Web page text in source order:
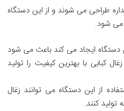
دستگاه در مدل های ۵ جداره طراحی می شوند و از این دستگاه
می شود.
دستگاه ایجاد می کند باعث می شود
کبابی با بهترین کیفیت را تولید
از این دستگاه می توانند زغال
کنند.